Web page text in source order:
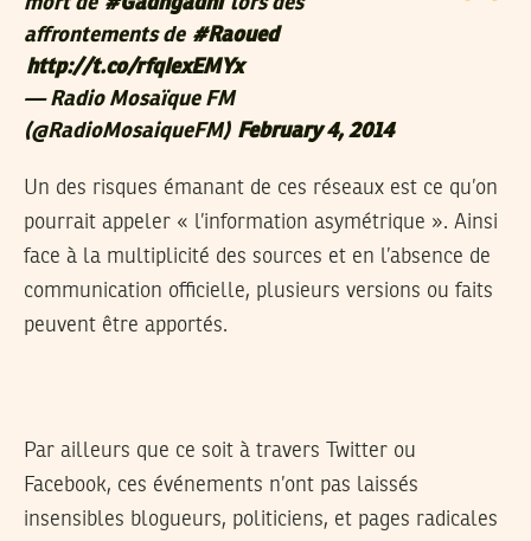
affrontements de #Raoued
http://t.co/rfqIexEMYx
— Radio Mosaïque FM
(@RadioMosaiqueFM) February 4, 2014
Un des risques émanant de ces réseaux est ce qu’on
pourrait appeler « l’information asymétrique ». Ainsi
face à la multiplicité des sources et en l’absence de
communication officielle, plusieurs versions ou faits
peuvent être apportés.
Par ailleurs que ce soit à travers Twitter ou
Facebook, ces événements n’ont pas laissés
insensibles blogueurs, politiciens, et pages radicales